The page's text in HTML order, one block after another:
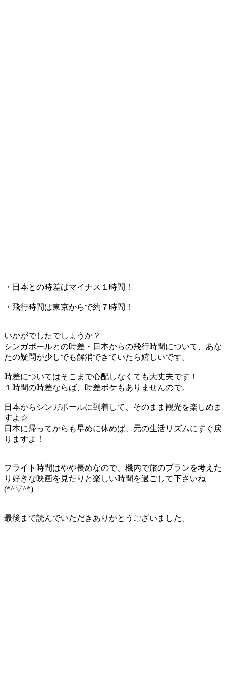
・日本との時差はマイナス１時間！
・飛行時間は東京からで約７時間！
いかがでしたでしょうか？
シンガポールとの時差・日本からの飛行時間について、あな
たの疑問が少しでも解消できていたら嬉しいです。
時差についてはそこまで心配しなくても大丈夫です！
１時間の時差ならば、時差ボケもありませんので。
日本からシンガポールに到着して、そのまま観光を楽しめま
すよ☆
日本に帰ってからも早めに休めば、元の生活リズムにすぐ戻
りますよ！
フライト時間はやや長めなので、機内で旅のプランを考えた
り好きな映画を見たりと楽しい時間を過ごして下さいね
(*^▽^*)
最後まで読んでいただきありがとうございました。